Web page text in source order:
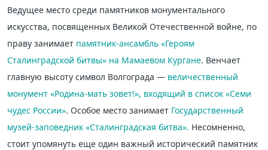
Ведущее место среди памятников монументального
искусства, посвященных Великой Отечественной войне, по
праву занимает памятник-ансамбль «Героям
Сталинградской битвы» на Мамаевом Кургане. Венчает
главную высоту символ Волгограда — величественный
монумент «Родина-мать зовет!», входящий в список «Семи
чудес России». Особое место занимает Государственный
музей-заповедник «Сталинградская битва». Несомненно,
стоит упомянуть еще один важный исторический памятник